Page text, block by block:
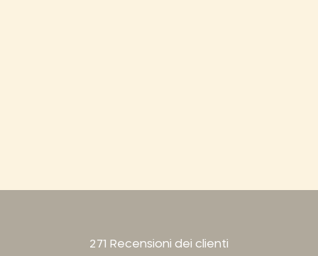
271 Recensioni dei clienti